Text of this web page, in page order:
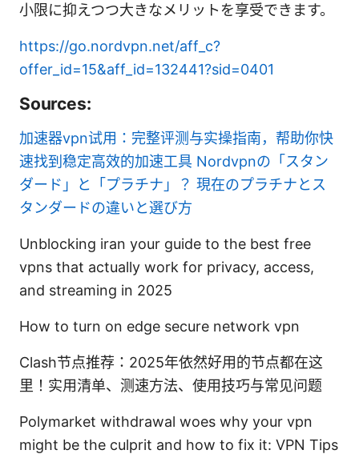
小限に抑えつつ大きなメリットを享受できます。
https://go.nordvpn.net/aff_c?
offer_id=15&aff_id=132441?sid=0401
Sources:
加速器vpn试用：完整评测与实操指南，帮助你快
速找到稳定高效的加速工具 Nordvpnの「スタン
ダード」と「プラチナ」？ 現在のプラチナとス
タンダードの違いと選び方
Unblocking iran your guide to the best free
vpns that actually work for privacy, access,
and streaming in 2025
How to turn on edge secure network vpn
Clash节点推荐：2025年依然好用的节点都在这
里！实用清单、测速方法、使用技巧与常见问题
Polymarket withdrawal woes why your vpn
might be the culprit and how to fix it: VPN Tips